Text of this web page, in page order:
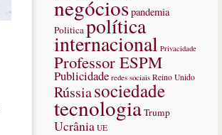
negóciospandemia
Politicapolítica
internacional Privacidade
Professor ESPM
Publicidade redes sociais Reino Unido
Rússiasociedade
tecnologiaTrump
Ucrânia UE